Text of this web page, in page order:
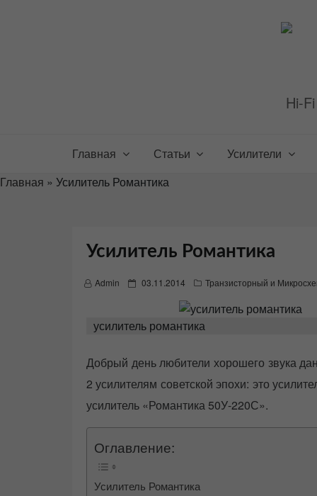
Hi-
Главная Статьи Усилители
Главная » Усилитель Романтика
Усилитель Романтика
Admin
P
e
o
n
03.11.2014 Транзисторный и
усилитель романтика
Добрый день любители хорошего звука
2 усилителям советской эпохи: это
усилитель «Романтика 50У-220С».
Оглавление:
Усилитель Романтика